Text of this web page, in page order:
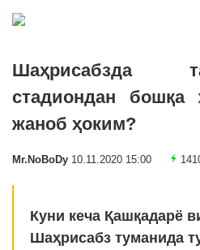
Шаҳрисабзда
стадиондан бошқа
жаноб ҳоким?
Mr.NoBoDy 10.11.2020 15:00
Куни кеча Қашқадарё
Шаҳрисабз туманида